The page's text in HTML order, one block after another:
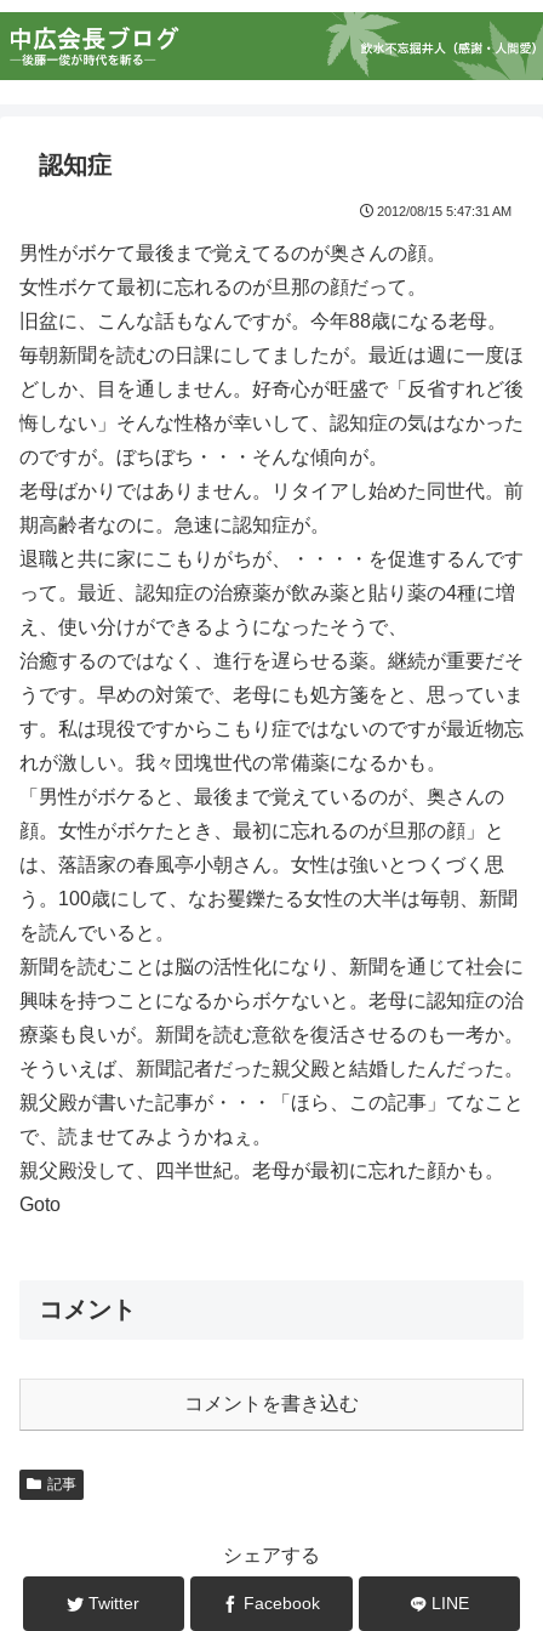
認知症
2012/08/15 5:47:31 AM
男性がボケて最後まで覚えてるのが奥さんの顔。
女性ボケて最初に忘れるのが旦那の顔だって。
旧盆に、こんな話もなんですが。今年88歳になる老母。
毎朝新聞を読むの日課にしてましたが。最近は週に一度ほ
どしか、目を通しません。好奇心が旺盛で「反省すれど後
悔しない」そんな性格が幸いして、認知症の気はなかった
のですが。ぼちぼち・・・そんな傾向が。
老母ばかりではありません。リタイアし始めた同世代。前
期高齢者なのに。急速に認知症が。
退職と共に家にこもりがちが、・・・・を促進するんです
って。最近、認知症の治療薬が飲み薬と貼り薬の4種に増
え、使い分けができるようになったそうで、
治癒するのではなく、進行を遅らせる薬。継続が重要だそ
うです。早めの対策で、老母にも処方箋をと、思っていま
す。私は現役ですからこもり症ではないのですが最近物忘
れが激しい。我々団塊世代の常備薬になるかも。
「男性がボケると、最後まで覚えているのが、奥さんの
顔。女性がボケたとき、最初に忘れるのが旦那の顔」と
は、落語家の春風亭小朝さん。女性は強いとつくづく思
う。100歳にして、なお矍鑠たる女性の大半は毎朝、新聞
を読んでいると。
新聞を読むことは脳の活性化になり、新聞を通じて社会に
興味を持つことになるからボケないと。老母に認知症の治
療薬も良いが。新聞を読む意欲を復活させるのも一考か。
そういえば、新聞記者だった親父殿と結婚したんだった。
親父殿が書いた記事が・・・「ほら、この記事」てなこと
で、読ませてみようかねぇ。
親父殿没して、四半世紀。老母が最初に忘れた顔かも。
Goto
コメント
コメントを書き込む
記事
シェアする
Twitter Facebook LINE